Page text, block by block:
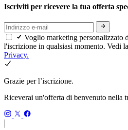
Iscriviti per ricevere la tua offerta
Voglio marketing personalizzato
l'iscrizione in qualsiasi momento. Vedi
Privacy.
Grazie per l’iscrizione.
Riceverai un'offerta di benvenuto nella